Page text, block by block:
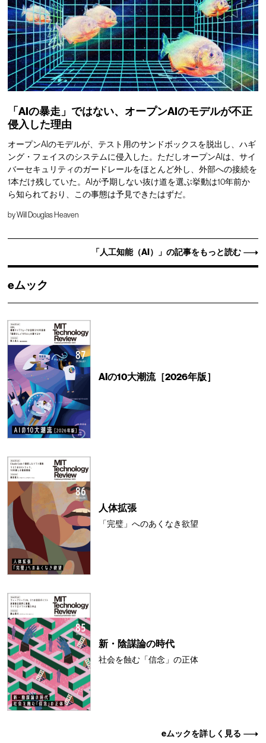
「AIの暴走」ではない、オープンAIのモデルが不正
侵入した理由
オープンAIのモデルが、テスト用のサンドボックスを脱出し、ハギ
ング・フェイスのシステムに侵入した。ただしオープンAIは、サイ
バーセキュリティのガードレールをほとんど外し、外部への接続を
1本だけ残していた。AIが予期しない抜け道を選ぶ挙動は10年前か
ら知られており、この事態は予見できたはずだ。
byWill Douglas Heaven
「人工知能（AI）」の記事をもっと読む
eムック
AIの10大潮流［2026年版］
人体拡張
「完璧」へのあくなき欲望
新・陰謀論の時代
社会を蝕む「信念」の正体
eムックを詳しく見る